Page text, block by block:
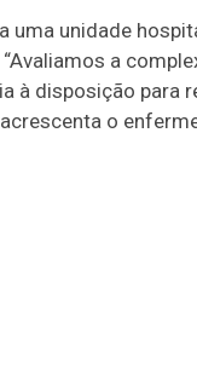
unidade
a
à disposição para
o